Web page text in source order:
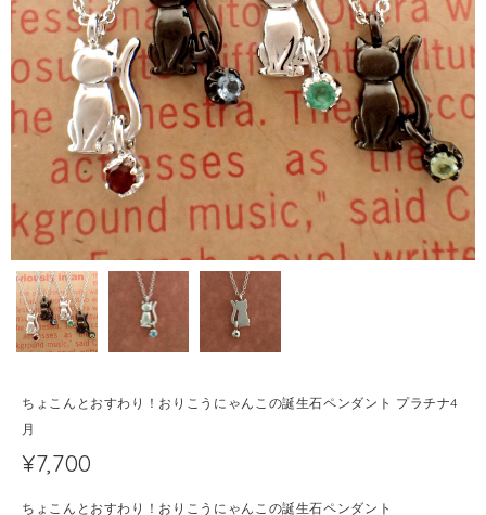
ちょこんとおすわり！おりこうにゃんこの誕生石ペンダント プラチナ4
月
¥7,700
ちょこんとおすわり！おりこうにゃんこの誕生石ペンダント